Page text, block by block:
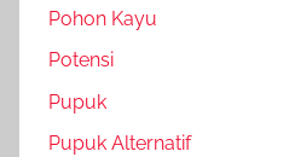
Pohon Kayu
Potensi
Pupuk
Pupuk Alternatif